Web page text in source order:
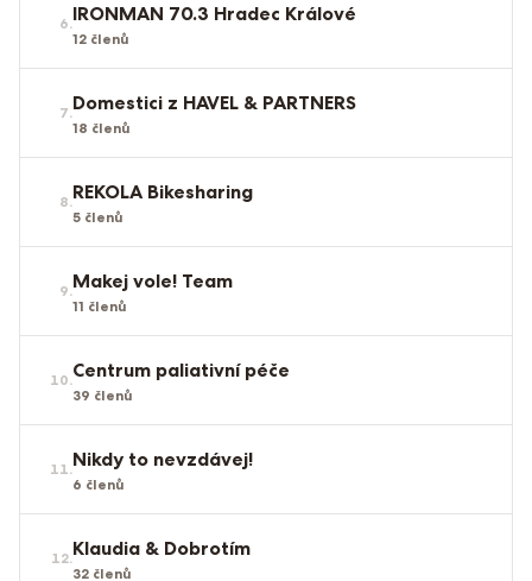
6.IRONMAN 70.3 Hradec Králové
12 členů
7.Domestici z HAVEL & PARTNERS
18 členů
8.REKOLA Bikesharing
5 členů
9.Makej vole! Team
11 členů
10.Centrum paliativní péče
39 členů
11.Nikdy to nevzdávej!
6 členů
12.Klaudia & Dobrotím
32 členů